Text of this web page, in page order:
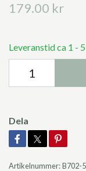
179.00 kr
Leveranstid ca 1 -
Dela
Artikelnummer:B702-